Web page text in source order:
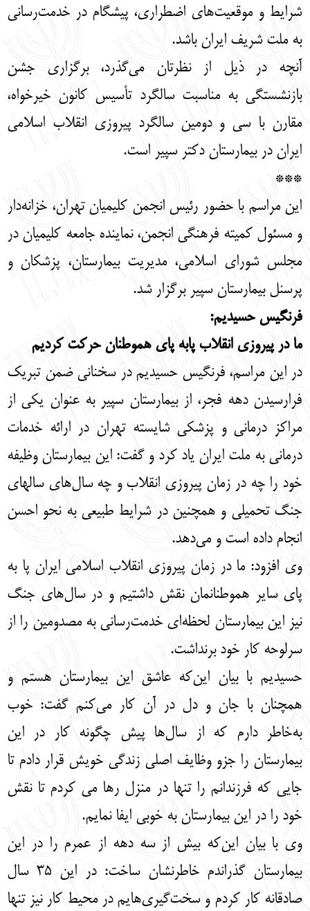
شرایط و موقعیت‌های اضطراری، پیشگام در خدمت‌رسانی
به ملت شریف ایران باشد.
آنچه در ذیل از نظرتان می‌گذرد، برگزاری جشن
بازنشستگی به مناسبت سالگرد تأسیس کانون خیرخواه،
مقارن با سی و دومین سالگرد پیروزی انقلاب اسلامی
ایران در بیمارستان دکتر سپیر است.
***
این مراسم با حضور رئیس انجمن کلیمیان تهران، خزانه‌دار
و مسئول کمیته فرهنگی انجمن، نماینده جامعه کلیمیان در
مجلس شورای اسلامی، مدیریت بیمارستان، پزشکان و
پرسنل بیمارستان سپیر برگزار شد.
فرنگیس حسیدیم:
ما در پیروزی انقلاب پابه پای هموطنان حرکت کردیم
در این مراسم، فرنگیس حسیدیم در سخنانی ضمن تبریک
فرارسیدن دهه فجر، از بیمارستان سپیر به عنوان یکی از
مراکز درمانی و پزشکی شایسته تهران در ارائه خدمات
درمانی به ملت ایران یاد کرد و گفت: این بیمارستان وظیفه
خود را چه در زمان پیروزی انقلاب و چه سال‌های سالهای
جنگ تحمیلی و همچنین در شرایط طبیعی به نحو احسن
انجام داده است و می‌دهد.
وی افزود: ما در زمان پیروزی انقلاب اسلامی ایران پا به
پای سایر هموطنانمان نقش داشتیم و در سال‌های جنگ
نیز این بیمارستان لحظه‌ای خدمت‌رسانی به مصدومین را از
سرلوحه کار خود برنداشت.
حسیدیم با بیان این‌که عاشق این بیمارستان هستم و
همچنان با جان و دل در آن کار می‌کنم گفت: خوب
به‌خاطر دارم که از سال‌ها پیش چگونه کار در این
بیمارستان را جزو وظایف اصلی زندگی خویش قرار دادم تا
جایی که فرزندانم را تنها در منزل رها می کردم تا نقش
خود را در این بیمارستان به خوبی ایفا نمایم.
وی با بیان این‌که بیش از سه دهه از عمرم را در این
بیمارستان گذراندم خاطرنشان ساخت: در این 35 سال
صادقانه کار کردم و سخت‌گیری‌هایم در محیط کار نیز تنها